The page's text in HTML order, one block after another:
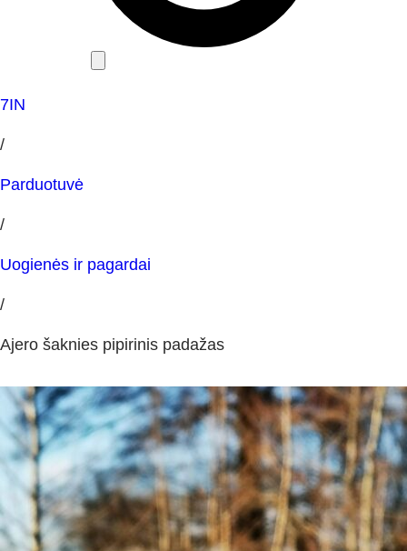
7IN
/
Parduotuvė
/
Uogienės ir pagardai
/
Ajero šaknies pipirinis padažas